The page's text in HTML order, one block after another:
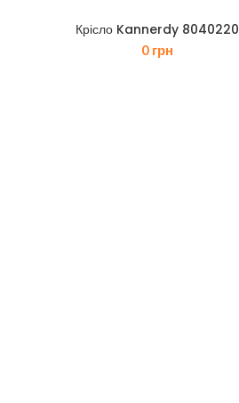
ЧИТАТИ ДАЛІ
Крісло Kannerdy 8040220
0 грн